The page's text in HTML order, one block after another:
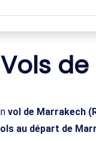
Vols de
vol de Marrakech
au départ de